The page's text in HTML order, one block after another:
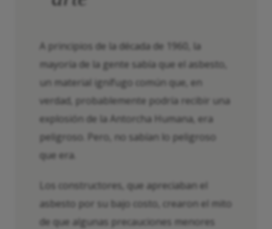
A principios de la década de 1960, la
mayoría de la gente sabía que el asbesto,
un material ignífugo común que, en
verdad, probablemente podría recibir una
explosión de la Antorcha Humana, era
peligroso. Pero, no sabían lo peligroso
que era.
Los constructores, que apreciaban el
asbesto por su bajo costo, crearon el mito
de que algunas precauciones menores